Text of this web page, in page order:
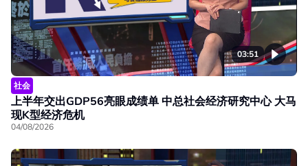
03:51
社会
上半年交出GDP56亮眼成绩单 中总社会经济研究中心 大马
现K型经济危机
04/08/2026